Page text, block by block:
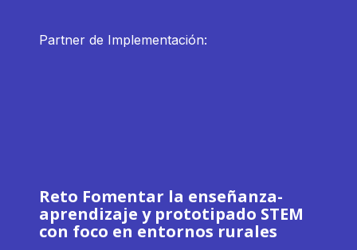
Partner de Implementación:
Reto Fomentar la enseñanza-
aprendizaje y prototipado STEM
con foco en entornos rurales